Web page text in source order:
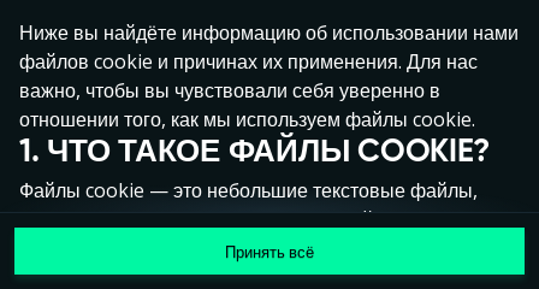
MEGA 1 379 151 €
MAJOR 28 475 €
Ниже вы найдёте информацию об использовании нами
файлов cookie и причинах их применения. Для нас
важно, чтобы вы чувствовали себя уверенно в
отношении того, как мы используем файлы cookie.
1. ЧТО ТАКОЕ ФАЙЛЫ COOKIE?
Файлы cookie — это небольшие текстовые файлы,
которые сохраняются на вашем устройстве (например,
на компьютере, мобильном телефоне или планшете)
при посещении наших веб-сайтов. Размещение
Принять всё